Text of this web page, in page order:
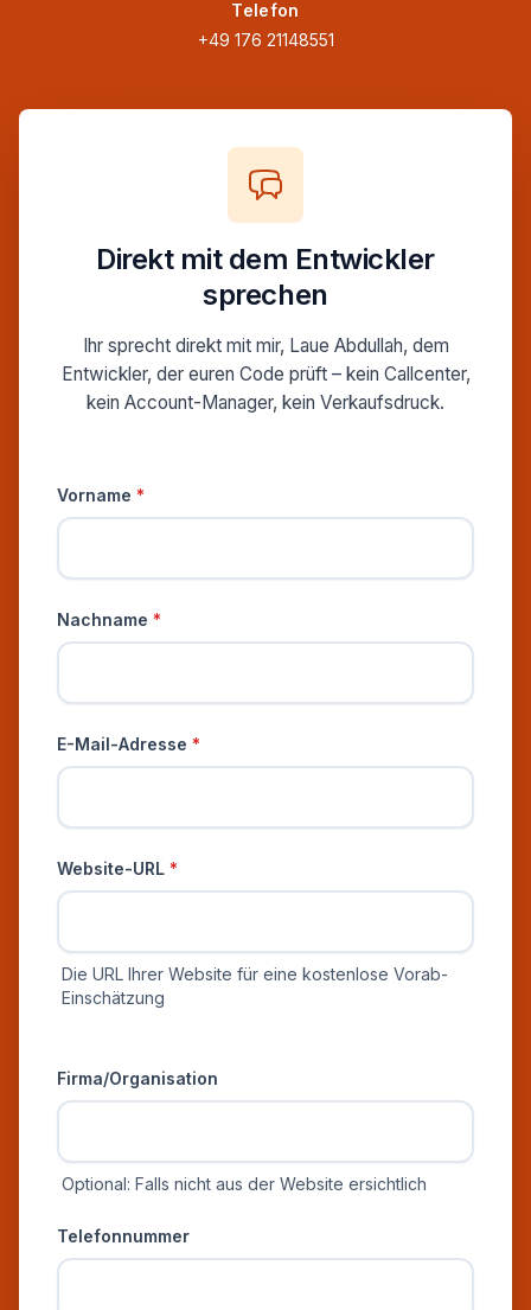
Telefon
+49 176 21148551
Direkt mit dem Entwickler
sprechen
Ihr sprecht direkt mit mir, Laue Abdullah, dem
Entwickler, der euren Code prüft – kein Callcenter,
kein Account-Manager, kein Verkaufsdruck.
Vorname *
Nachname *
E-Mail-Adresse *
Website-URL *
Die URL Ihrer Website für eine kostenlose Vorab-
Einschätzung
Firma/Organisation
Optional: Falls nicht aus der Website ersichtlich
Telefonnummer